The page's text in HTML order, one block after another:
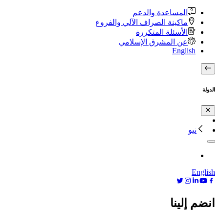
المساعدة والدعم
ماكينة الصراف الآلي والفروع
الأسئلة المتكررة
عن المشرق الإسلامي
English
الدولة
نيو
English
انضم إلينا